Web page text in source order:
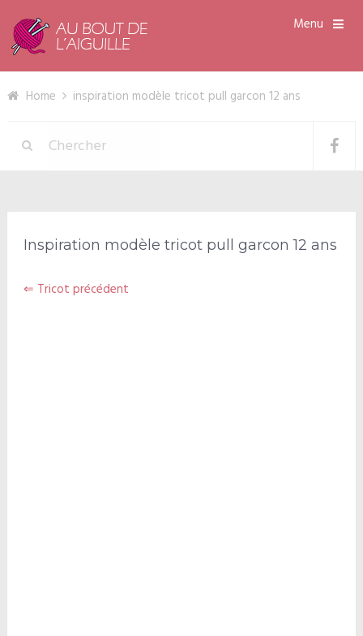
Menu
Home inspiration modèle tricot pull garcon 12 ans
Inspiration modèle tricot pull garcon 12 ans
⇐ Tricot précédent